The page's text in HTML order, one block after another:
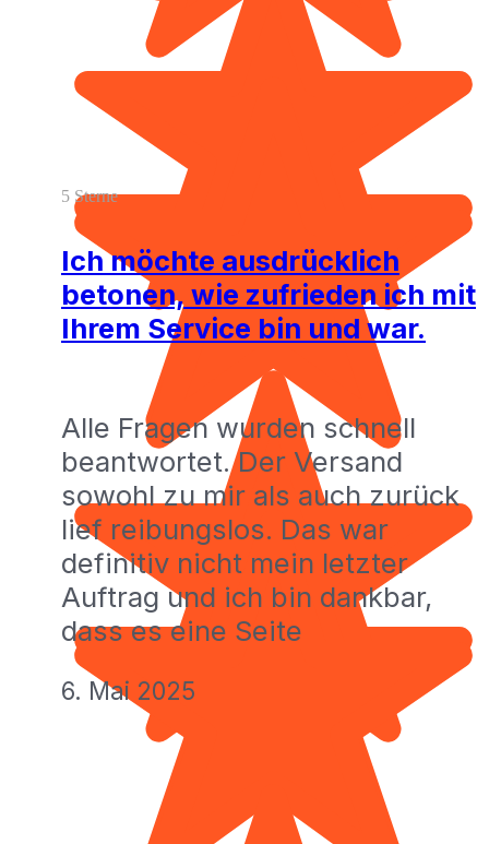
5 Sterne
Ich möchte ausdrücklich
betonen, wie zufrieden ich mit
Ihrem Service bin und war.
Alle Fragen wurden schnell
beantwortet. Der Versand
sowohl zu mir als auch zurück
lief reibungslos. Das war
definitiv nicht mein letzter
Auftrag und ich bin dankbar,
dass es eine Seite
6. Mai 2025